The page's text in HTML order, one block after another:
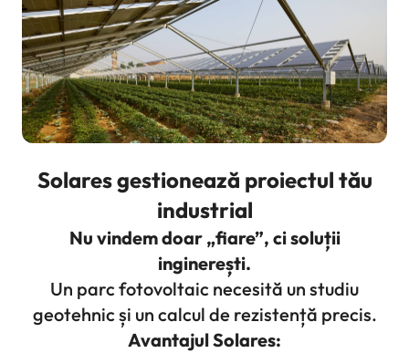
Solares gestionează proiectul tău
industrial
Nu vindem doar „fiare”, ci soluții
inginerești.
Un parc fotovoltaic necesită un studiu
geotehnic și un calcul de rezistență precis.
Avantajul Solares: